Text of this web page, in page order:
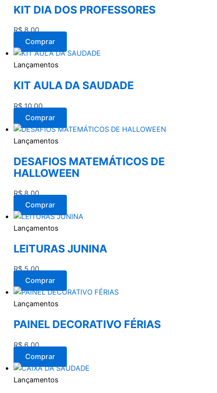
KIT DIA DOS PROFESSORES
R$8,00
Comprar
Lançamentos
KIT AULA DA SAUDADE
R$10,00
Comprar
Lançamentos
DESAFIOS MATEMÁTICOS DE
HALLOWEEN
R$8,00
Comprar
Lançamentos
LEITURAS JUNINA
R$5,00
Comprar
Lançamentos
PAINEL DECORATIVO FÉRIAS
R$6,00
Comprar
Lançamentos